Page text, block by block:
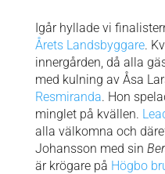
Igår hyllade vi
Årets Landsbyggare.
innergården, då alla
med kulning av Åsa
Resmiranda. Hon
minglet på kvällen.
alla välkomna och
Johansson med sin
är krögare på Högbo